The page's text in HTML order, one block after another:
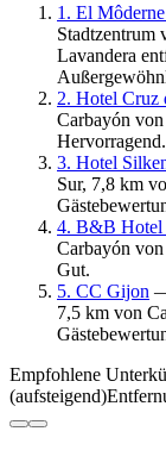
1. El
Stadtzentrum
Lavandera
2. Hotel Cruz
Carbayón
Hervorragend.
3. Hotel
Sur, 7,8 km
4. B&B Hotel
Carbayón
Gut.
5. CC Gijon
7,5 km von
Empfohlene
(aufsteigend)